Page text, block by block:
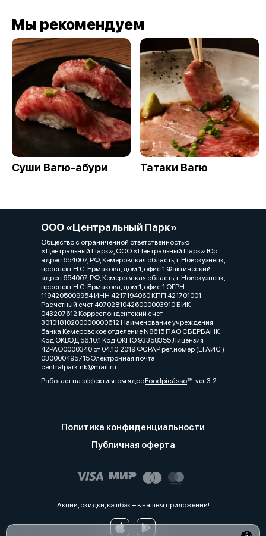
Мы рекомендуем
Суши Вагю-абури Татаки Вагю
ООО «Центральный Парк»
Общество с ограниченной ответственностью
«Центральный Парк», ООО «Центральный Парк» Юр.
адрес 654007, РФ, Кемеровская область, г. Новокузнецк,
проспект Н.С. Ермакова, дом 1, офис 1 Фактический
адрес 654007, РФ, Кемеровская область, г. Новокузнецк,
проспект Н.С. Ермакова, дом 1, офис 1 ОГРН
1194205009954 ИНН 4217194060 КПП 421701001
Расчетный счет 40702810426000003910 БИК
043207612 Корреспондентский счет
30101810200000000612 Наименование учреждения
банка Кемеровское отделение N8615 ПАО СБЕРБАНК
Код ОКВЭД 56.10.1 Код ОКПО 93358355 Лицензия
42РАО0000340 от 04.10.2019 ФСРАР рег.номер (ЕГАИС )
030000495715 Электронная почта
centralpark.nk@mail.ru
Работает на эффективном ядреFoodpicássover. 3.2
Политика конфиденциальности
Публичная оферта
Акции, скидки, кэшбэк − в нашем приложении!